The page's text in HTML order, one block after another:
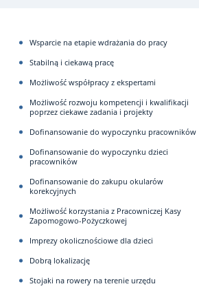
Wsparcie na etapie wdrażania do pracy
Stabilną i ciekawą pracę
Możliwość współpracy z ekspertami
Możliwość rozwoju kompetencji i kwalifikacji
poprzez ciekawe zadania i projekty
Dofinansowanie do wypoczynku pracowników
Dofinansowanie do wypoczynku dzieci
pracowników
Dofinansowanie do zakupu okularów
korekcyjnych
Możliwość korzystania z Pracowniczej Kasy
Zapomogowo-Pożyczkowej
Imprezy okolicznościowe dla dzieci
Dobrą lokalizację
Stojaki na rowery na terenie urzędu